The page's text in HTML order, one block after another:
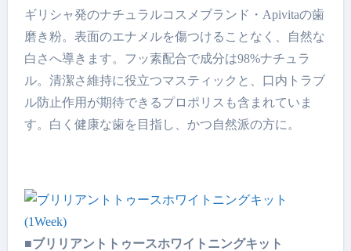
ギリシャ発のナチュラルコスメブランド・Apivitaの歯
磨き粉。表面のエナメルを傷つけることなく、自然な
白さへ導きます。フッ素配合で成分は98%ナチュラ
ル。清潔さ維持に役立つマスティックと、口内トラブ
ル防止作用が期待できるプロポリスも含まれていま
す。白く健康な歯を目指し、かつ自然派の方に。
■ブリリアントトゥースホワイトニングキット